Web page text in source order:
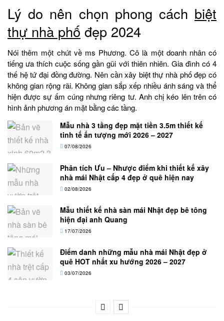
Lý do nên chọn phong cách biệt
thự nhà phố đẹp 2024
Nói thêm một chút về ms Phương. Cô là một doanh nhân có
tiếng ưa thích cuộc sống gần gũi với thiên nhiên. Gia đình có 4
thế hệ tứ đại đồng đường. Nên cần xây biệt thự nhà phố đẹp có
không gian rộng rãi. Không gian sắp xếp nhiều ánh sáng và thể
hiện được sự ấm cúng nhưng riêng tư. Anh chị kéo lên trên có
hình ảnh phương án mặt bằng các tầng.
Mẫu nhà 3 tầng đẹp mặt tiền 3.5m thiết kế
tinh tế ấn tượng mới 2026 – 2027
07/08/2026
Phân tích Ưu – Nhược điểm khi thiết kế xây
nhà mái Nhật cấp 4 đẹp ở quê hiện nay
02/08/2026
Mẫu thiết kế nhà sàn mái Nhật đẹp bê tông
hiện đại anh Quang
17/07/2026
Điểm danh những mẫu nhà mái Nhật đẹp ở
quê HOT nhất xu hướng 2026 – 2027
03/07/2026